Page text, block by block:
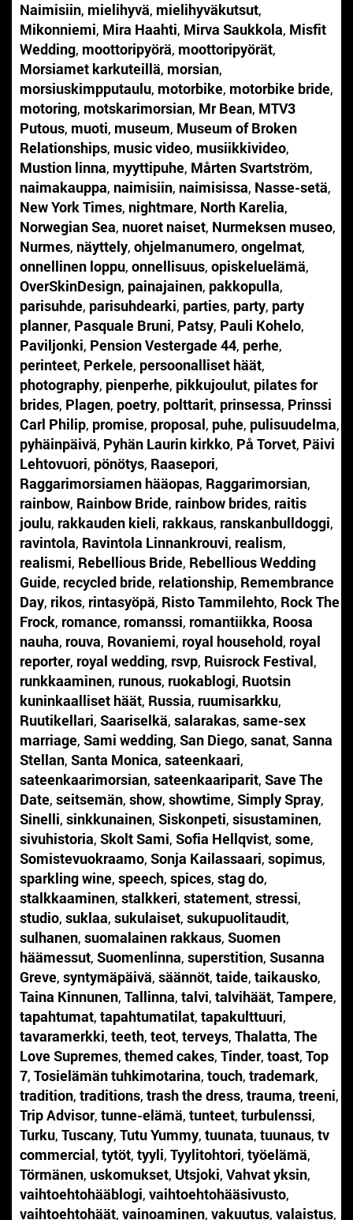
Naimisiin, mielihyvä, mielihyväkutsut,
Mikonniemi, Mira Haahti, Mirva Saukkola, Misfit
Wedding, moottoripyörä, moottoripyörät,
Morsiamet karkuteillä, morsian,
morsiuskimpputaulu, motorbike, motorbike bride,
motoring, motskarimorsian, Mr Bean, MTV3
Putous, muoti, museum, Museum of Broken
Relationships, music video, musiikkivideo,
Mustion linna, myyttipuhe, Mårten Svartström,
naimakauppa, naimisiin, naimisissa, Nasse-setä,
New York Times, nightmare, North Karelia,
Norwegian Sea, nuoret naiset, Nurmeksen museo,
Nurmes, näyttely, ohjelmanumero, ongelmat,
onnellinen loppu, onnellisuus, opiskeluelämä,
OverSkinDesign, painajainen, pakkopulla,
parisuhde, parisuhdearki, parties, party, party
planner, Pasquale Bruni, Patsy, Pauli Kohelo,
Paviljonki, Pension Vestergade 44, perhe,
perinteet, Perkele, persoonalliset häät,
photography, pienperhe, pikkujoulut, pilates for
brides, Plagen, poetry, polttarit, prinsessa, Prinssi
Carl Philip, promise, proposal, puhe, pulisuudelma,
pyhäinpäivä, Pyhän Laurin kirkko, På Torvet, Päivi
Lehtovuori, pönötys, Raasepori,
Raggarimorsiamen hääopas, Raggarimorsian,
rainbow, Rainbow Bride, rainbow brides, raitis
joulu, rakkauden kieli, rakkaus, ranskanbulldoggi,
ravintola, Ravintola Linnankrouvi, realism,
realismi, Rebellious Bride, Rebellious Wedding
Guide, recycled bride, relationship, Remembrance
Day, rikos, rintasyöpä, Risto Tammilehto, Rock The
Frock, romance, romanssi, romantiikka, Roosa
nauha, rouva, Rovaniemi, royal household, royal
reporter, royal wedding, rsvp, Ruisrock Festival,
runkkaaminen, runous, ruokablogi, Ruotsin
kuninkaalliset häät, Russia, ruumisarkku,
Ruutikellari, Saariselkä, salarakas, same-sex
marriage, Sami wedding, San Diego, sanat, Sanna
Stellan, Santa Monica, sateenkaari,
sateenkaarimorsian, sateenkaariparit, Save The
Date, seitsemän, show, showtime, Simply Spray,
Sinelli, sinkkunainen, Siskonpeti, sisustaminen,
sivuhistoria, Skolt Sami, Sofia Hellqvist, some,
Somistevuokraamo, Sonja Kailassaari, sopimus,
sparkling wine, speech, spices, stag do,
stalkkaaminen, stalkkeri, statement, stressi,
studio, suklaa, sukulaiset, sukupuolitaudit,
sulhanen, suomalainen rakkaus, Suomen
häämessut, Suomenlinna, superstition, Susanna
Greve, syntymäpäivä, säännöt, taide, taikausko,
Taina Kinnunen, Tallinna, talvi, talvihäät, Tampere,
tapahtumat, tapahtumatilat, tapakulttuuri,
tavaramerkki, teeth, teot, terveys, Thalatta, The
Love Supremes, themed cakes, Tinder, toast, Top
7, Tosielämän tuhkimotarina, touch, trademark,
tradition, traditions, trash the dress, trauma, treeni,
Trip Advisor, tunne-elämä, tunteet, turbulenssi,
Turku, Tuscany, Tutu Yummy, tuunata, tuunaus, tv
commercial, tytöt, tyyli, Tyylitohtori, työelämä,
Törmänen, uskomukset, Utsjoki, Vahvat yksin,
vaihtoehtohääblogi, vaihtoehtohääsivusto,
vaihtoehtohäät, vainoaminen, vakuutus, valaistus,